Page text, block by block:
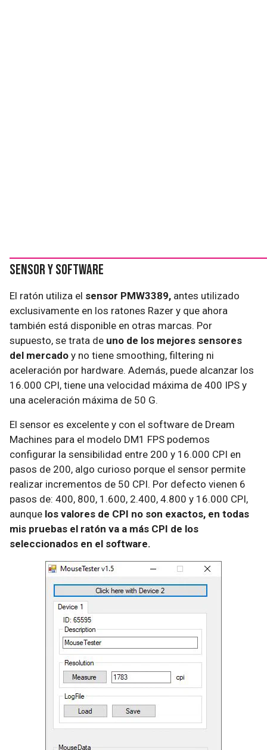
Sensor y software
El ratón utiliza el sensor PMW3389, antes utilizado
exclusivamente en los ratones Razer y que ahora
también está disponible en otras marcas. Por
supuesto, se trata de uno de los mejores sensores
del mercado y no tiene smoothing, filtering ni
aceleración por hardware. Además, puede alcanzar los
16.000 CPI, tiene una velocidad máxima de 400 IPS y
una aceleración máxima de 50 G.
El sensor es excelente y con el software de Dream
Machines para el modelo DM1 FPS podemos
configurar la sensibilidad entre 200 y 16.000 CPI en
pasos de 200, algo curioso porque el sensor permite
realizar incrementos de 50 CPI. Por defecto vienen 6
pasos de: 400, 800, 1.600, 2.400, 4.800 y 16.000 CPI,
aunque los valores de CPI no son exactos, en todas
mis pruebas el ratón va a más CPI de los
seleccionados en el software.